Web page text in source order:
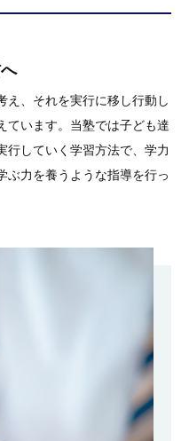
え、それを実行に移し行動し
ています。当塾では子ども達
行していく学習方法で、学力
ぶ力を養うような指導を行っ
験生歓迎！
ます。入塾前に一緒に勉強に
塾の雰囲気をしっかりと知っ
気軽にお問い合わせ下さい！
講スタイル
画を立てる方針の為、基本受
っています。また、希望者に
春期・夏期・冬期講習など行